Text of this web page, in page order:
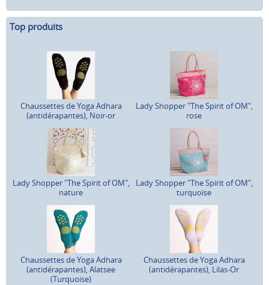
Top produits
Chaussettes de Yoga Adhara
(antidérapantes), Noir-or
Lady Shopper "The Spirit of OM",
rose
Lady Shopper "The Spirit of OM",
nature
Lady Shopper "The Spirit of OM",
turquoise
Chaussettes de Yoga Adhara
(antidérapantes), Alatsee
(Turquoise)
Chaussettes de Yoga Adhara
(antidérapantes), Lilas-Or